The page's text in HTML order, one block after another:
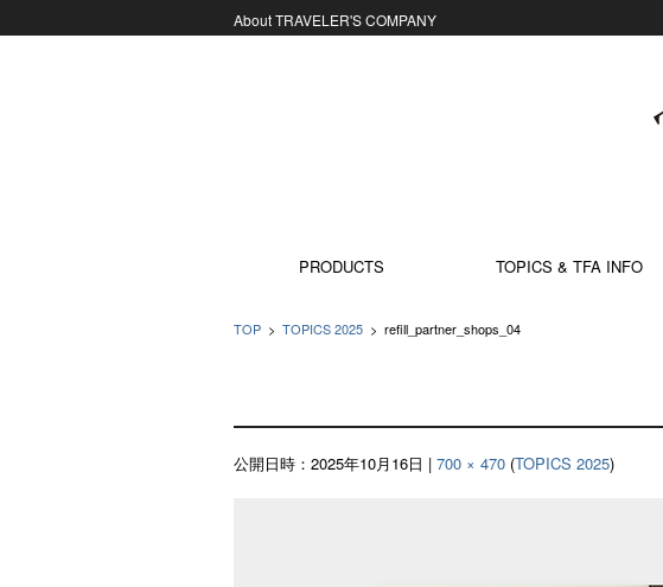
About TRAVELER'S COMPANY
PRODUCTS
TOPICS & TFA INFO
TOP > TOPICS 2025 > refill_partner_shops_04
公開日時： 2025年10月16日 | 700 × 470 (TOPICS 2025)